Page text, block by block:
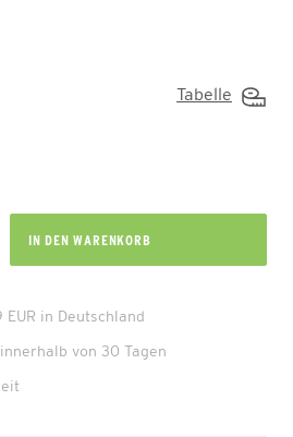
Tabelle
IN DEN WARENKORB
in Deutschland
von 30 Tagen